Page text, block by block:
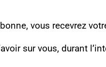
vous recevrez
sur vous, durant